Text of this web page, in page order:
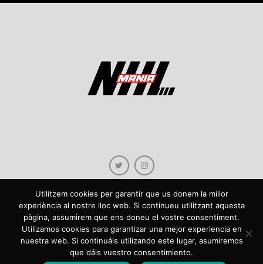
Copyright © 2021 NHLmania.com. Tots els drets reservats / Todos los derechos
reservados. NHLmania és una web dedicada a la difusió de contingut sobre la
NHL, tant en català com en castellà. L'escut de NHLmania.com és propietat de la
web en qüestió. NHLmania es una web dedicada a la difusión de contenido sobre
Utilitzem cookies per garantir que us donem la millor
experiència al nostre lloc web. Si continueu utilitzant aquesta
pàgina, assumirem que ens doneu el vostre consentiment.
Utilizamos cookies para garantizar una mejor experiencia en
nuestra web. Si continuáis utilizando este lugar, asumiremos
que dáis vuestro consentimiento.